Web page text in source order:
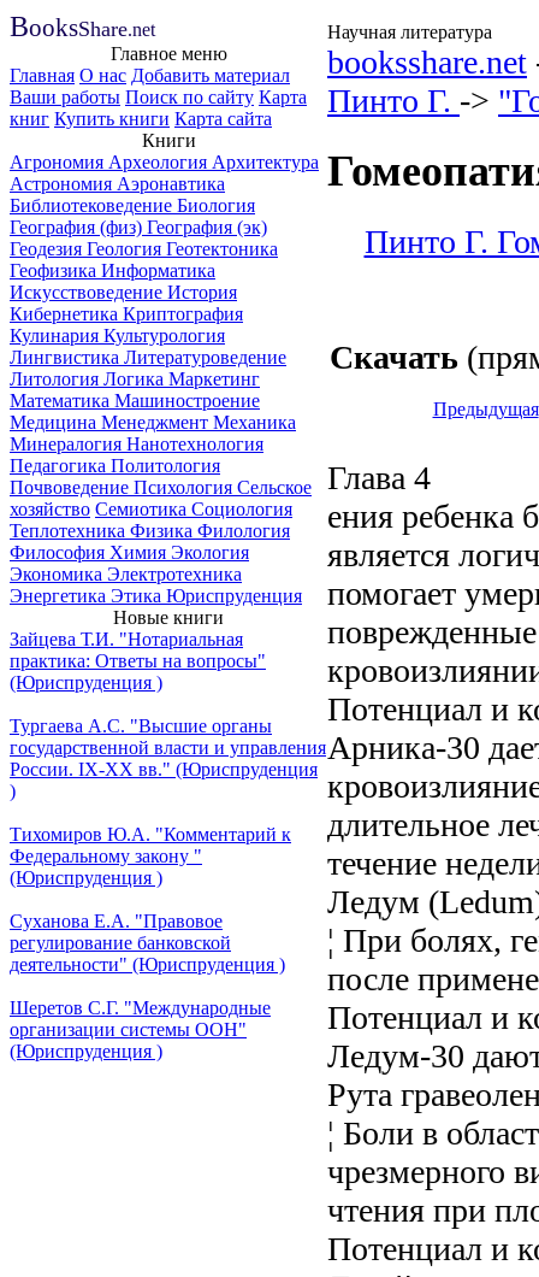
BooksShare.net
Научная литература
Главное меню
Главная О нас Добавить материал
Ваши работы Поиск по сайту Карта
книг Купить книги Карта сайта
Книги
Агрономия Археология Архитектура
Астрономия Аэронавтика
Библиотековедение Биология
География (физ) География (эк)
Геодезия Геология Геотектоника
Геофизика Информатика
Искусствоведение История
Кибернетика Криптография
Кулинария Культурология
Лингвистика Литературоведение
Литология Логика Маркетинг
Математика Машиностроение
Медицина Менеджмент Механика
Минералогия Нанотехнология
Педагогика Политология
Почвоведение Психология Сельское
хозяйство Семиотика Социология
Теплотехника Физика Филология
Философия Химия Экология
Экономика Электротехника
Энергетика Этика Юриспруденция
Новые книги
Зайцева Т.И. "Нотариальная
практика: Ответы на вопросы"
(Юриспруденция )
Тургаева А.С. "Высшие органы
государственной власти и управления
России. IХ-ХХ вв." (Юриспруденция
)
Тихомиров Ю.А. "Комментарий к
Федеральному закону "
(Юриспруденция )
Суханова Е.А. "Правовое
регулирование банковской
деятельности" (Юриспруденция )
Шеретов С.Г. "Международные
организации системы ООН"
(Юриспруденция )
booksshare.net
Пинто Г. ->
Пинто Г.
Скачать
Предыдущая
Глава 4
ения ребенка
является
помогает
Потенциал и
Арника-30
длительное
течение
Ледум
¦ При болях,
после
Потенциал и
Ледум-30
Рута
¦ Боли в
чрезмерного
чтения при
Потенциал и